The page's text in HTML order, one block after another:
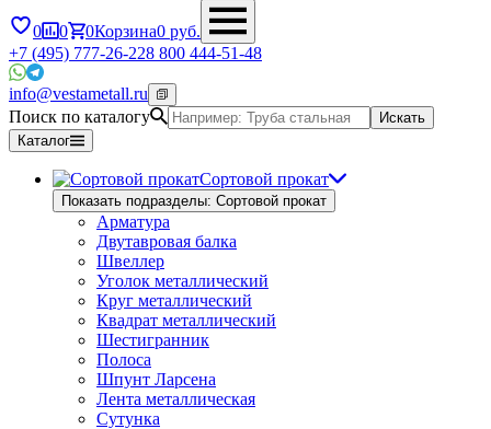
0 0 0Корзина0 руб.
+7 (495) 777-26-228 800 444-51-48
info@vestametall.ru
Поиск по каталогу
Искать
Каталог
Сортовой прокат
Показать подразделы: Сортовой прокат
Арматура
Двутавровая балка
Швеллер
Уголок металлический
Круг металлический
Квадрат металлический
Шестигранник
Полоса
Шпунт Ларсена
Лента металлическая
Сутунка